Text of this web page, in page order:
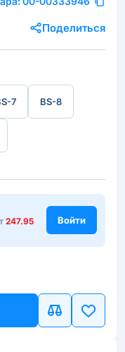
Поделиться
7 BS-8
247.95
Войти